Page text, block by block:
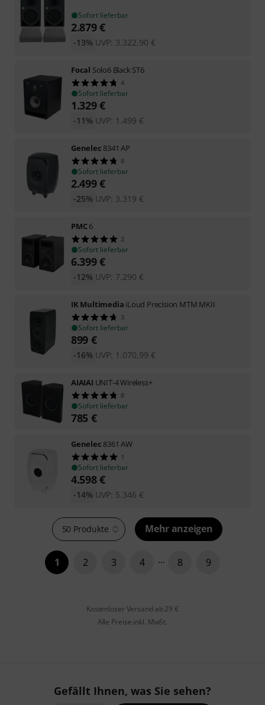
Sofort lieferbar
2.879€
UVP: 3.322,90 €
-13%
Focal Solo6 Black ST6
4
Sofort lieferbar
1.329€
UVP: 1.499 €
-11%
Genelec 8341 AP
8
Sofort lieferbar
2.499€
UVP: 3.319 €
-25%
PMC6
2
Sofort lieferbar
6.399€
UVP: 7.290 €
-12%
IK Multimedia iLoud Precision MTM MKII
3
Sofort lieferbar
899 €
UVP: 1.070,99 €
-16%
AIAIAI UNIT-4 Wireless+
8
Sofort lieferbar
785 €
Genelec 8361 AW
1
Sofort lieferbar
4.598€
UVP: 5.346 €
-14%
50 Produkte Mehr anzeigen
1 2 3 4 8 9
Kostenloser Versand ab 29 €
Alle Preise inkl. MwSt.
Gefällt Ihnen, was Sie sehen?